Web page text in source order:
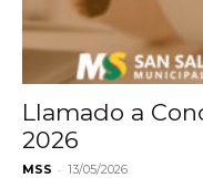
Llamado a
2026
MSS - 13/05/2026